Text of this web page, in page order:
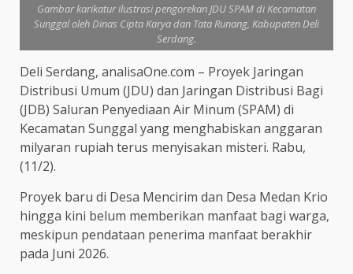
Gambar karikatur ilustrasi pengorekan JDU SPAM di Kecamatan
Sunggal oleh Dinas Cipta Karya dan Tata Runang, Kabupaten Deli
Serdang.
Deli Serdang, analisaOne.com – Proyek Jaringan
Distribusi Umum (JDU) dan Jaringan Distribusi Bagi
(JDB) Saluran Penyediaan Air Minum (SPAM) di
Kecamatan Sunggal yang menghabiskan anggaran
milyaran rupiah terus menyisakan misteri. Rabu,
(11/2).
Proyek baru di Desa Mencirim dan Desa Medan Krio
hingga kini belum memberikan manfaat bagi warga,
meskipun pendataan penerima manfaat berakhir
pada Juni 2026.